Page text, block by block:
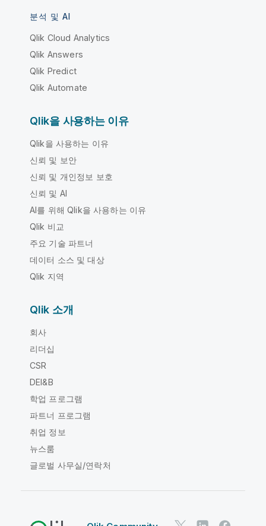
분석 및 AI
Qlik Cloud Analytics
Qlik Answers
Qlik Predict
Qlik Automate
Qlik을 사용하는 이유
Qlik을 사용하는 이유
신뢰 및 보안
신뢰 및 개인정보 보호
신뢰 및 AI
AI를 위해 Qlik을 사용하는 이유
Qlik 비교
주요 기술 파트너
데이터 소스 및 대상
Qlik 지역
Qlik 소개
회사
리더십
CSR
DEI&B
학업 프로그램
파트너 프로그램
취업 정보
뉴스룸
글로벌 사무실/연락처